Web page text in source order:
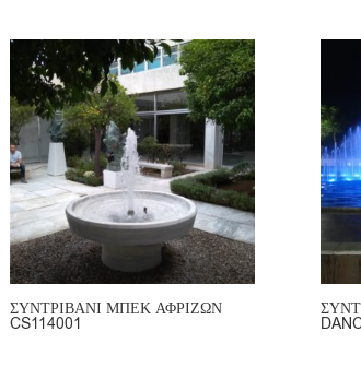
ΣΥΝΤΡΙΒΑΝΙ ΜΠΕΚ ΑΦΡΙΖΩΝ
CS114001